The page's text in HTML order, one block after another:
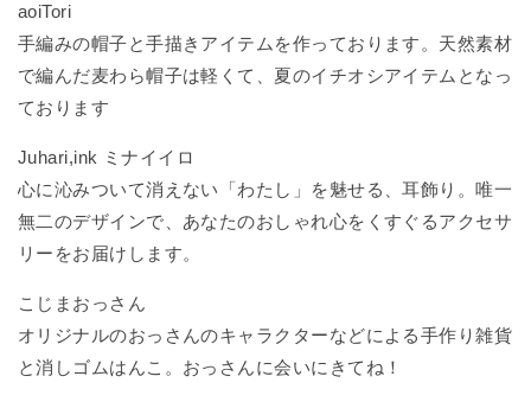
aoiTori
手編みの帽子と手描きアイテムを作っております。天然素材
で編んだ麦わら帽子は軽くて、夏のイチオシアイテムとなっ
ております
Juhari,ink ミナイイロ
心に沁みついて消えない「わたし」を魅せる、耳飾り。唯一
無二のデザインで、あなたのおしゃれ心をくすぐるアクセサ
リーをお届けします。
こじまおっさん
オリジナルのおっさんのキャラクターなどによる手作り雑貨
と消しゴムはんこ。おっさんに会いにきてね！